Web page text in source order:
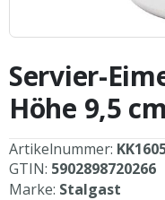
Anfang
der
Bildergalerie
springen
Servier-
Höhe 9,5 cm
Artikelnummer:
GTIN: 5902898720266
Marke: Stalgast